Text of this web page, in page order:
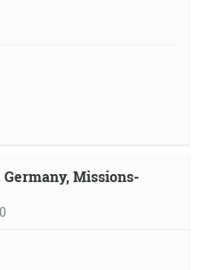
Germany, Missions-